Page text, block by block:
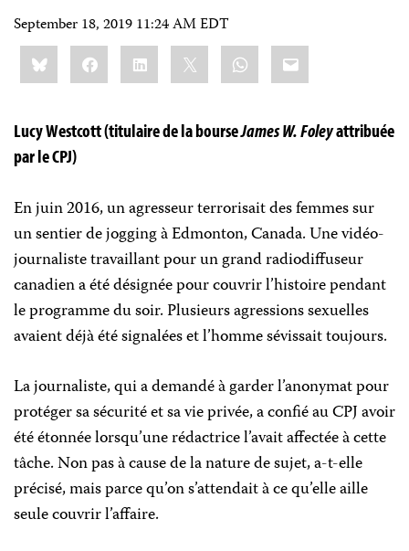
September 18, 2019 11:24 AM EDT
Share
this:BlueskyFacebookLinkedIn WhatsApp
Email
Lucy Westcott (titulaire de la bourseJames W. Foleyattribuée
par le CPJ)
En juin 2016, un agresseur terrorisait des femmes sur
un sentier de jogging à Edmonton, Canada. Une vidéo-
journaliste travaillant pour un grand radiodiffuseur
canadien a été désignée pour couvrir l’histoire pendant
le programme du soir. Plusieurs agressions sexuelles
avaient déjà été signalées et l’homme sévissait toujours.
La journaliste, qui a demandé à garder l’anonymat pour
protéger sa sécurité et sa vie privée, a confié au CPJ avoir
été étonnée lorsqu’une rédactrice l’avait affectée à cette
tâche. Non pas à cause de la nature de sujet, a-t-elle
précisé, mais parce qu’on s’attendait à ce qu’elle aille
seule couvrir l’affaire.